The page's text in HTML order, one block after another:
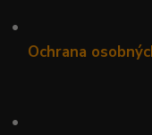
•
Ochrana
•